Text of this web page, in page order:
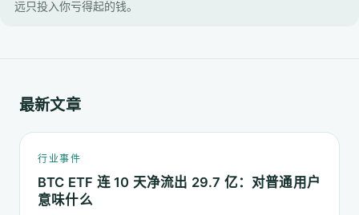
远只投入你亏得起的钱。
最新文章
行业事件
BTC ETF 连 10 天净流出 29.7 亿：对普通用户
意味什么